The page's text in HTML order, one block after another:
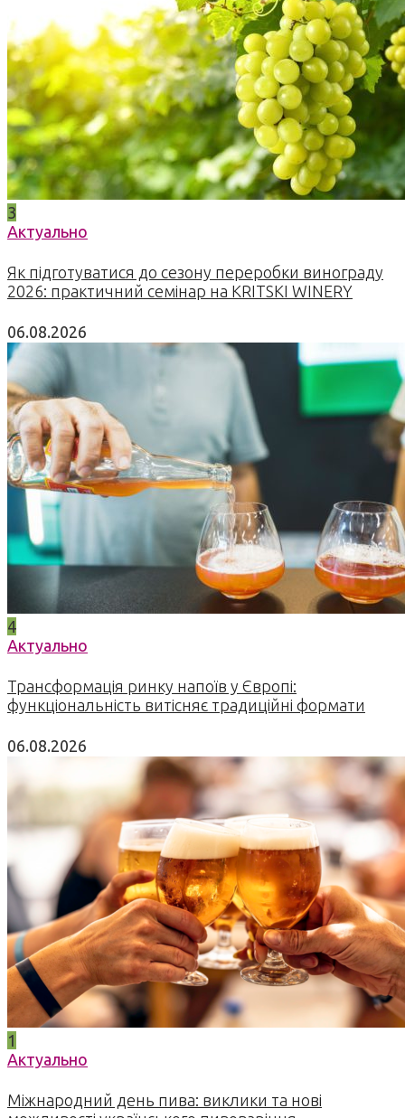
3
Актуально
Як підготуватися до сезону переробки винограду
2026: практичний семінар на KRITSKI WINERY
06.08.2026
4
Актуально
Трансформація ринку напоїв у Європі:
функціональність витісняє традиційні формати
06.08.2026
1
Актуально
Міжнародний день пива: виклики та нові